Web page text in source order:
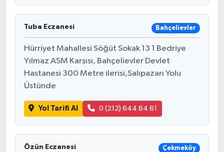
Tuba Eczanesi Bahçelievler
Hürriyet Mahallesi Söğüt Sokak 13 1 Bedriye
Yılmaz ASM Karşısı, Bahçelievler Devlet
Hastanesi 300 Metre ilerisi,Salıpazarı Yolu
Üstünde
Yol Tarifi Al 0 (212) 644 84 81
Özün Eczanesi Çekmeköy